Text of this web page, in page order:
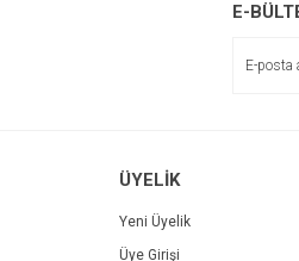
E-
ÜYELİK
Yeni Üyelik
Üye Girişi